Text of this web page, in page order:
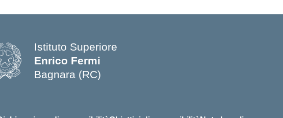
Istituto Superiore
Enrico Fermi
Bagnara (RC)